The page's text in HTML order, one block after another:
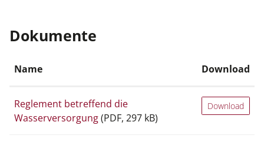
Dokumente
Name Download
Reglement betreffend die
Wasserversorgung(PDF, 297 kB)
Download